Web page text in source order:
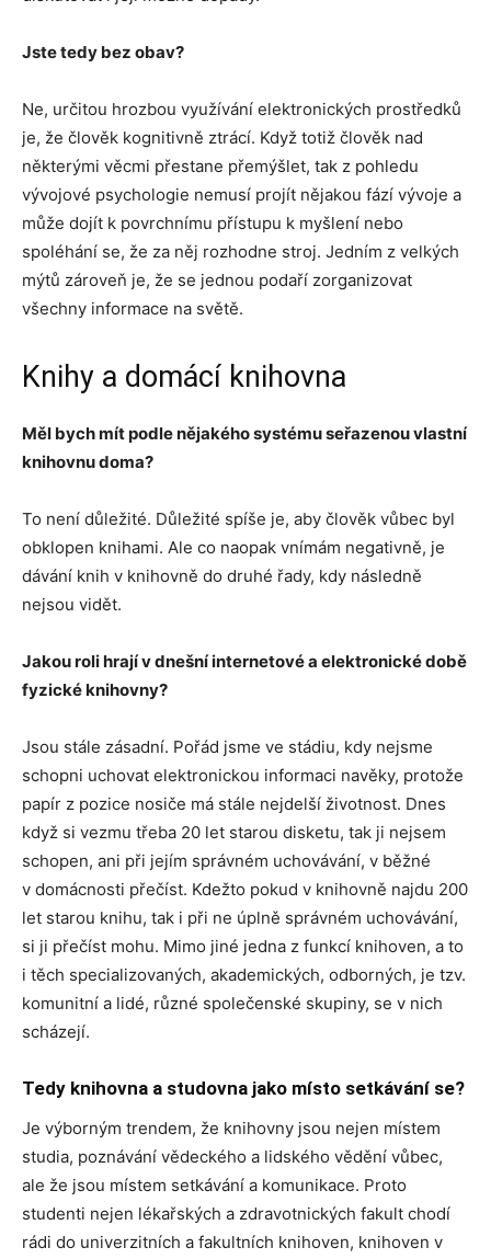
Jste tedy bez obav?
Ne, určitou hrozbou využívání elektronických prostředků
je, že člověk kognitivně ztrácí. Když totiž člověk nad
některými věcmi přestane přemýšlet, tak z pohledu
vývojové psychologie nemusí projít nějakou fází vývoje a
může dojít k povrchnímu přístupu k myšlení nebo
spoléhání se, že za něj rozhodne stroj. Jedním z velkých
mýtů zároveň je, že se jednou podaří zorganizovat
všechny informace na světě.
Knihy a domácí knihovna
Měl bych mít podle nějakého systému seřazenou vlastní
knihovnu doma?
To není důležité. Důležité spíše je, aby člověk vůbec byl
obklopen knihami. Ale co naopak vnímám negativně, je
dávání knih v knihovně do druhé řady, kdy následně
nejsou vidět.
Jakou roli hrají v dnešní internetové a elektronické době
fyzické knihovny?
Jsou stále zásadní. Pořád jsme ve stádiu, kdy nejsme
schopni uchovat elektronickou informaci navěky, protože
papír z pozice nosiče má stále nejdelší životnost. Dnes
když si vezmu třeba 20 let starou disketu, tak ji nejsem
schopen, ani při jejím správném uchovávání, v běžné
v domácnosti přečíst. Kdežto pokud v knihovně najdu 200
let starou knihu, tak i při ne úplně správném uchovávání,
si ji přečíst mohu. Mimo jiné jedna z funkcí knihoven, a to
i těch specializovaných, akademických, odborných, je tzv.
komunitní a lidé, různé společenské skupiny, se v nich
scházejí.
Tedy knihovna a studovna jako místo setkávání se?
Je výborným trendem, že knihovny jsou nejen místem
studia, poznávání vědeckého a lidského vědění vůbec,
ale že jsou místem setkávání a komunikace. Proto
studenti nejen lékařských a zdravotnických fakult chodí
rádi do univerzitních a fakultních knihoven, knihoven v